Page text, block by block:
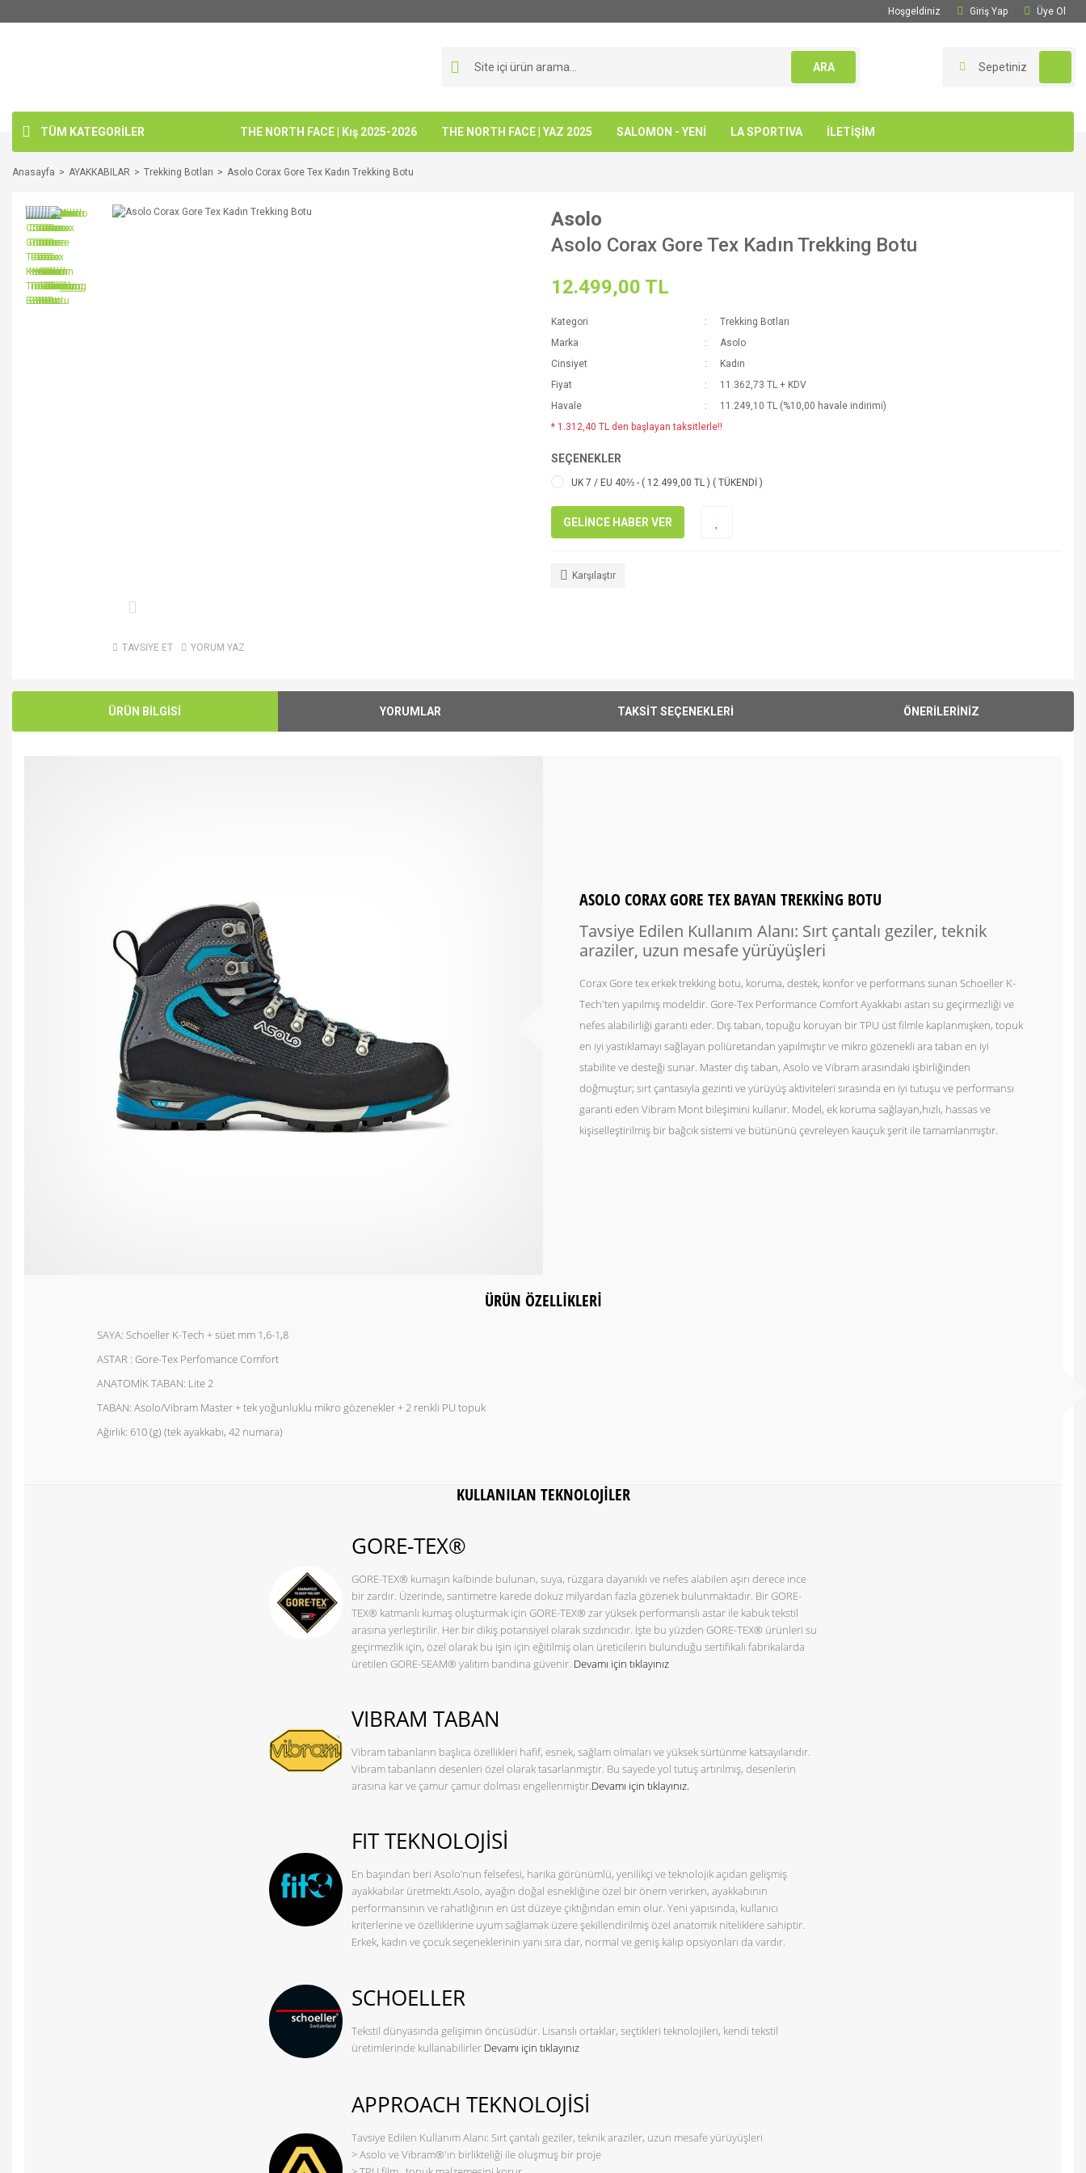
Hoşgeldiniz Giriş Yap Üye Ol
ARA Sepetiniz
TÜM KATEGORİLER THE NORTH FACE | Kış 2025-2026 THE NORTH FACE | YAZ 2025 SALOMON - YENİ LA SPORTIVA İLETİŞİM
Anasayfa AYAKKABILAR Trekking Botları Asolo Corax Gore Tex Kadın Trekking Botu
TAVSİYE ET YORUM YAZ
Asolo
Asolo Corax Gore Tex Kadın Trekking Botu
12.499,00 TL
Kategori
Trekking Botları
Marka
Asolo
Cinsiyet
Kadın
Fiyat
11.362,73 TL + KDV
Havale
11.249,10 TL (%10,00 havale indirimi)
* 1.312,40 TL den başlayan taksitlerle!!
SEÇENEKLER
UK 7 / EU 40⅔ - ( 12.499,00 TL ) ( TÜKENDİ )
GELİNCE HABER VER
Karşılaştır
ÜRÜN BİLGİSİ YORUMLAR TAKSİT SEÇENEKLERİ ÖNERİLERİNİZ
ASOLO CORAX GORE TEX BAYAN TREKKİNG BOTU
Tavsiye Edilen Kullanım Alanı: Sırt çantalı geziler, teknik
araziler, uzun mesafe yürüyüşleri
Corax Gore tex erkek trekking botu, koruma, destek, konfor ve performans sunan Schoeller K-
Tech'ten yapılmış modeldir. Gore-Tex Performance Comfort Ayakkabı astarı su geçirmezliği ve
nefes alabilirliği garanti eder. Dış taban, topuğu koruyan bir TPU üst filmle kaplanmışken, topuk
en iyi yastıklamayı sağlayan poliüretandan yapılmıştır ve mikro gözenekli ara taban en iyi
stabilite ve desteği sunar. Master dış taban, Asolo ve Vibram arasındaki işbirliğinden
doğmuştur; sırt çantasıyla gezinti ve yürüyüş aktiviteleri sırasında en iyi tutuşu ve performansı
garanti eden Vibram Mont bileşimini kullanır. Model, ek koruma sağlayan,hızlı, hassas ve
kişiselleştirilmiş bir bağcık sistemi ve bütününü çevreleyen kauçuk şerit ile tamamlanmıştır.
ÜRÜN ÖZELLIKLERI
SAYA: Schoeller K-Tech + süet mm 1,6-1,8
ASTAR : Gore-Tex Perfomance Comfort
ANATOMİK TABAN: Lite 2
TABAN: Asolo/Vibram Master + tek yoğunluklu mikro gözenekler + 2 renkli PU topuk
Ağırlık: 610 (g) (tek ayakkabı, 42 numara)
KULLANILAN TEKNOLOJİLER
GORE-TEX®
GORE-TEX® kumaşın kalbinde bulunan, suya, rüzgara dayanıklı ve nefes alabilen aşırı derece ince
bir zardır. Üzerinde, santimetre karede dokuz milyardan fazla gözenek bulunmaktadır. Bir GORE-
TEX® katmanlı kumaş oluşturmak için GORE-TEX® zar yüksek performanslı astar ile kabuk tekstil
arasına yerleştirilir. Her bir dikiş potansiyel olarak sızdırıcıdır. İşte bu yüzden GORE-TEX® ürünleri su
geçirmezlik için, özel olarak bu işin için eğitilmiş olan üreticilerin bulunduğu sertifikalı fabrikalarda
üretilen GORE-SEAM® yalıtım bandına güvenir. Devamı için tıklayınız
VIBRAM TABAN
Vibram tabanların başlıca özellikleri hafif, esnek, sağlam olmaları ve yüksek sürtünme katsayılarıdır.
Vibram tabanların desenleri özel olarak tasarlanmıştır. Bu sayede yol tutuş artırılmış, desenlerin
arasına kar ve çamur çamur dolması engellenmiştir.Devamı için tıklayınız.
FIT TEKNOLOJİSİ
En başından beri Asolo’nun felsefesi, harika görünümlü, yenilikçi ve teknolojik açıdan gelişmiş
ayakkabılar üretmekti.Asolo, ayağın doğal esnekliğine özel bir önem verirken, ayakkabının
performansının ve rahatlığının en üst düzeye çıktığından emin olur. Yeni yapısında, kullanıcı
kriterlerine ve özelliklerine uyum sağlamak üzere şekillendirilmiş özel anatomik niteliklere sahiptir.
Erkek, kadın ve çocuk seçeneklerinin yanı sıra dar, normal ve geniş kalıp opsiyonları da vardır.
SCHOELLER
Tekstil dünyasında gelişimin öncüsüdür. Lisanslı ortaklar, seçtikleri teknolojileri, kendi tekstil
üretimlerinde kullanabilirler Devamı için tıklayınız
APPROACH TEKNOLOJİSİ
Tavsiye Edilen Kullanım Alanı: Sırt çantalı geziler, teknik araziler, uzun mesafe yürüyüşleri
> Asolo ve Vibram®'ın birlikteliği ile oluşmuş bir proje